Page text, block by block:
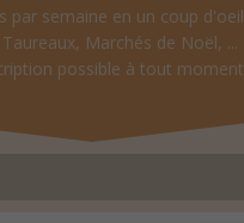
par semaine en un coup d'oeil
Marchés de Noël, ...
possible à tout moment